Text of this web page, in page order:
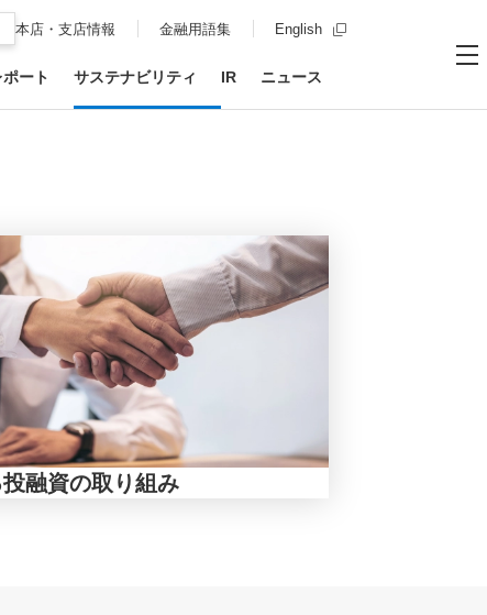
本店・支店情報 金融用語集 English 新規ウィンドウを開
ート サステナビリティ IR ニュース
融資の取り組み